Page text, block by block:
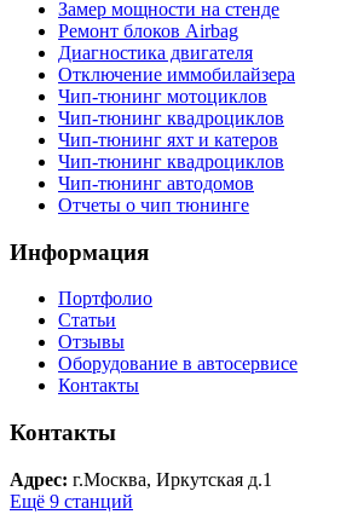
Замер мощности на стенде
Ремонт блоков Airbag
Диагностика двигателя
Отключение иммобилайзера
Чип-тюнинг мотоциклов
Чип-тюнинг квадроциклов
Чип-тюнинг яхт и катеров
Чип-тюнинг квадроциклов
Чип-тюнинг автодомов
Отчеты о чип тюнинге
Информация
Портфолио
Статьи
Отзывы
Оборудование в автосервисе
Контакты
Контакты
Адрес: г.Москва, Иркутская д.1
Ещё 9 станций